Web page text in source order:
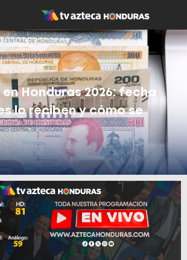
Honduras 2026: fecha
lo reciben y cómo se